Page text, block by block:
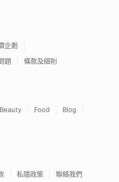
企劃
題 條款及細則
Beauty Food
Blog
私隱政策 聯絡我們